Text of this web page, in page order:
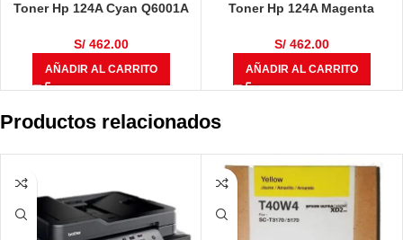
Toner Hp 124A Cyan Q6001A
2,000 Paginas
S/462.00
AÑADIR AL CARRITO
Toner Hp 124A Magenta
2605/CM1015 2,000 Paginas
S/462.00
AÑADIR AL CARRITO
Productos relacionados